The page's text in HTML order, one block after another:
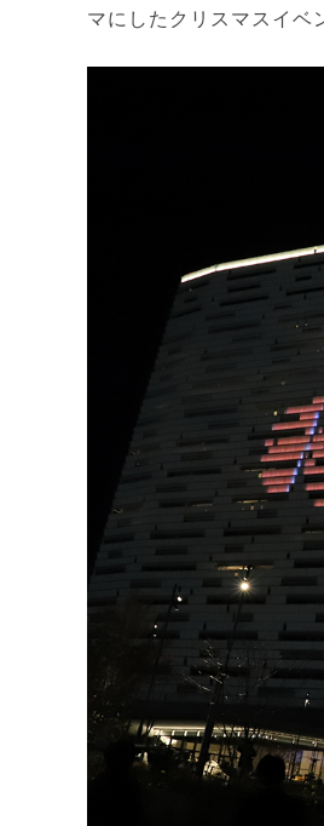
マにしたクリスマスイベ